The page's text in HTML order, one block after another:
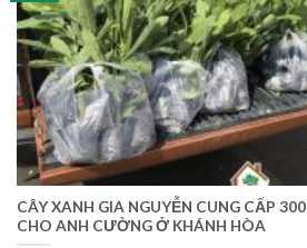
CÂY XANH GIA NGUYỄN CUNG CẤP
CHO ANH CƯỜNG Ở KHÁNH HÒA